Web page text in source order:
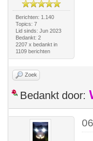
Berichten: 1.140
Topics: 7
Lid sinds: Jun 2023
Bedankt: 2
2207 x bedankt in
1109 berichten
Zoek
Bedankt door: